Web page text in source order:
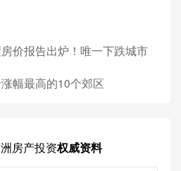
价报告出炉！唯一下跌城市
幅最高的10个郊区
房产投资权威资料